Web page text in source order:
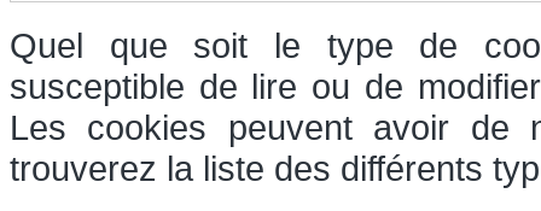
Quel que soit le type de
susceptible de lire ou de
Les cookies peuvent avoir de
trouverez la liste des différents